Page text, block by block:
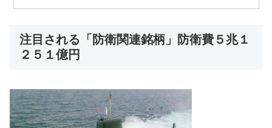
注目される「防衛関連銘柄」防衛費５兆１
２５１億円